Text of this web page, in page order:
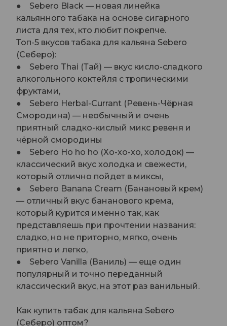
● Sebero Black — новая линейка
кальянного табака на основе сигарного
листа для тех, кто любит покрепче.
Топ-5 вкусов табака для кальяна Sebero
(Себеро):
● Sebero Thai (Тай) — вкус кисло-сладкого
алкогольного коктейля с тропическими
фруктами,
● Sebero Herbal-Currant (Ревень-Чёрная
Смородина) — необычный и очень
приятный сладко-кислый микс ревеня и
чёрной смородины
● Sebero Ho ho ho (Хо-хо-хо, холодок) —
классический вкус холодка и свежести,
который отлично пойдет в миксы,
● Sebero Banana Cream (Банановый крем)
— отличный вкус бананового крема,
который курится именно так, как
представляешь при прочтении названия:
сладко, но не приторно, мягко, очень
приятно и легко,
● Sebero Vanilla (Ваниль) — еще один
популярный и точно переданный
классический вкус, на этот раз ванильный.
Как купить табак для кальяна Sebero
(Себеро) оптом?